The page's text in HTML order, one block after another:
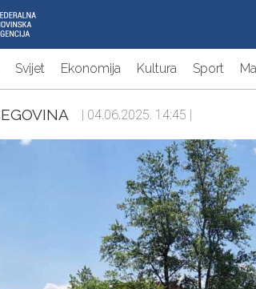
Svijet Ekonomija Kultura Sport
| 04.06.2025. 14:45 |